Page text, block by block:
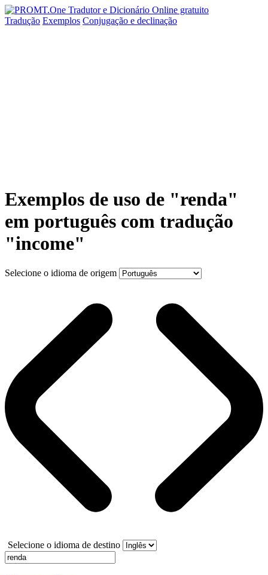
Tradução Exemplos Conjugação e declinação
Exemplos de uso de "renda"
em português com tradução
"income"
Selecione o idioma de origem
Selecione o idioma de destino